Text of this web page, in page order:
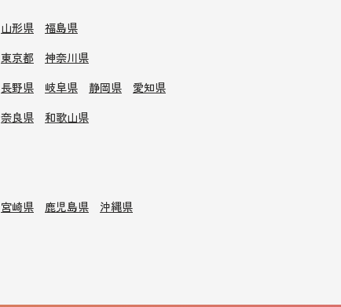
山形県 福島県
東京都 神奈川県
長野県 岐阜県 静岡県 愛知県
奈良県 和歌山県
宮崎県 鹿児島県 沖縄県